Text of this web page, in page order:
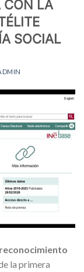
CON LA
SOCIAL
la primera